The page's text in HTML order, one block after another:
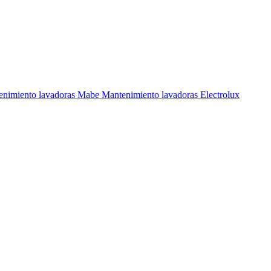
lavadoras Mabe Mantenimiento lavadoras Electrolux